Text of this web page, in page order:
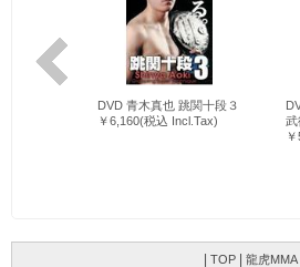
| TOP | 龍虎MMA